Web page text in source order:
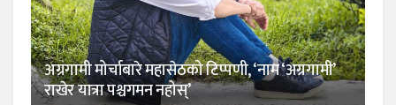
अग्रगामी मोर्चाबारे महासेठको टिप्पणी, ‘नाम ‘अग्रगामी’
राखेर यात्रा पश्चगमन नहोस्’